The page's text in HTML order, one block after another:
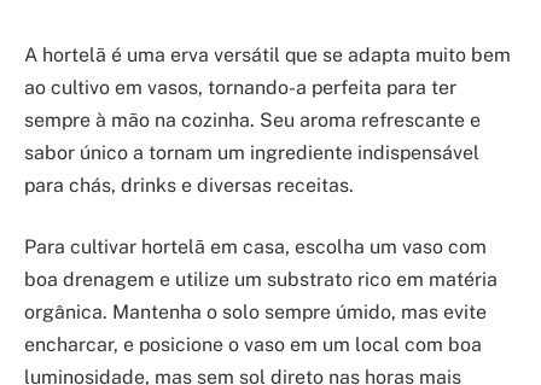
A hortelã é uma erva versátil que se adapta muito bem
ao cultivo em vasos, tornando-a perfeita para ter
sempre à mão na cozinha. Seu aroma refrescante e
sabor único a tornam um ingrediente indispensável
para chás, drinks e diversas receitas.
Para cultivar hortelã em casa, escolha um vaso com
boa drenagem e utilize um substrato rico em matéria
orgânica. Mantenha o solo sempre úmido, mas evite
encharcar, e posicione o vaso em um local com boa
luminosidade, mas sem sol direto nas horas mais